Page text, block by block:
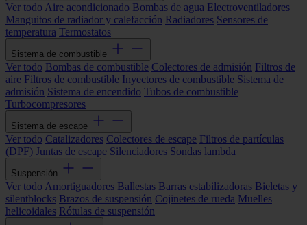
Ver todo Aire acondicionado Bombas de agua Electroventiladores
Manguitos de radiador y calefacción Radiadores Sensores de
temperatura Termostatos
Sistema de combustible
Ver todo Bombas de combustible Colectores de admisión Filtros de
aire Filtros de combustible Inyectores de combustible Sistema de
admisión Sistema de encendido Tubos de combustible
Turbocompresores
Sistema de escape
Ver todo Catalizadores Colectores de escape Filtros de partículas
(DPF) Juntas de escape Silenciadores Sondas lambda
Suspensión
Ver todo Amortiguadores Ballestas Barras estabilizadoras Bieletas y
silentblocks Brazos de suspensión Cojinetes de rueda Muelles
helicoidales Rótulas de suspensión